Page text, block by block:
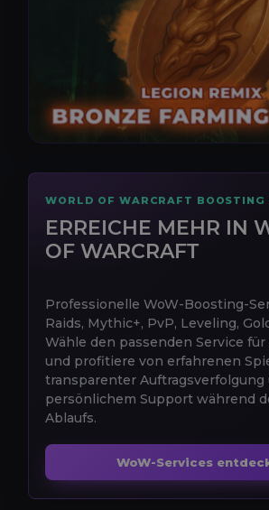
WORLD OF WARCRAFT BOOSTING
ERREICHE MEHR IN
OF WARCRAFT
Professionelle WoW-Boosting-
Raids, Mythic+, PvP, Leveling,
Wähle den passenden Service
und profitiere von erfahrenen
transparenter Auftragsverfolgung
persönlichem Support während
Ablaufs.
WoW-Services